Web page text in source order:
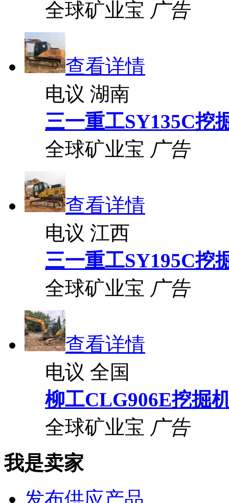
全球矿业宝 广告
查看详情
电议 湖南
三一重工SY135C挖
全球矿业宝 广告
查看详情
电议 江西
三一重工SY195C挖
全球矿业宝 广告
查看详情
电议 全国
柳工CLG906E挖掘
全球矿业宝 广告
我是卖家
发布供应产品